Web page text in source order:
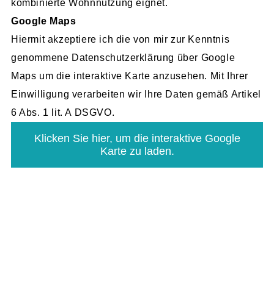
kombinierte Wohnnutzung eignet.
Google Maps
Hiermit akzeptiere ich die von mir zur Kenntnis
genommene Datenschutzerklärung über Google
Maps um die interaktive Karte anzusehen. Mit Ihrer
Einwilligung verarbeiten wir Ihre Daten gemäß Artikel
6 Abs. 1 lit. A DSGVO.
Klicken Sie hier, um die interaktive Google
Karte zu laden.